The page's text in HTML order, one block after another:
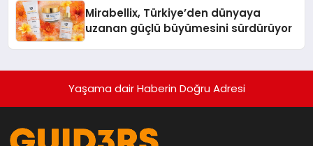
Mirabellix, Türkiye’den dünyaya
uzanan güçlü büyümesini sürdürüyor
Yaşama dair Haberin Doğru Adresi